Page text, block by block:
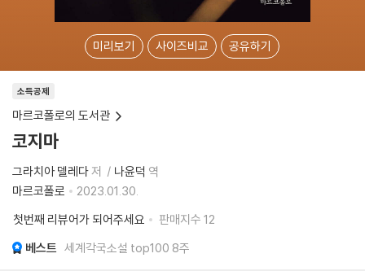
미리보기 사이즈비교 공유하기
소득공제
마르코폴로의 도서관
코지마
그라치아 델레다저 나윤덕 역
마르코폴로
2023.01.30.
첫번째 리뷰어가 되어주세요
판매지수 12
베스트 세계각국소설 top100 8주